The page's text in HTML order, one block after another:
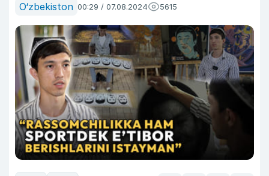
O‘zbekiston 00:29 / 07.08.2024 5615